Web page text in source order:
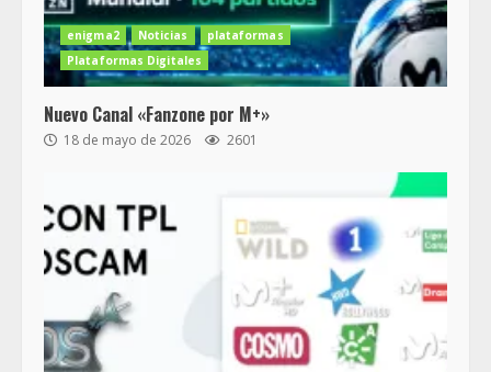
enigma2 Noticias
plataformas
Plataformas Digitales
Nuevo Canal «Fanzone por M+»
18 de mayo de 2026 2601